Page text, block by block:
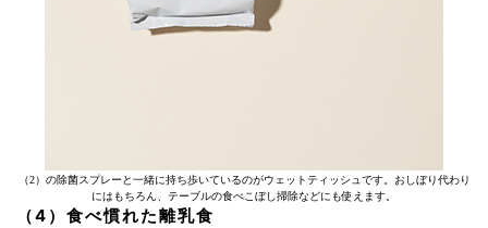
（2）の除菌スプレーと一緒に持ち歩いているのがウェットティッシュです。おしぼり代わり
にはもちろん、テーブルの食べこぼし掃除などにも使えます。
（4）食べ慣れた離乳食